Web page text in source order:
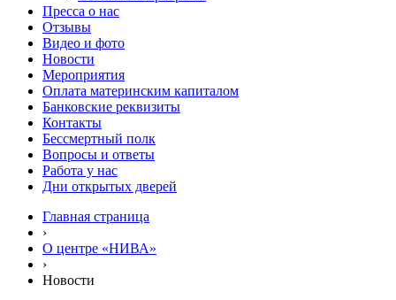
Пресса о нас
Отзывы
Видео и фото
Новости
Мероприятия
Оплата материнским капиталом
Банковские реквизиты
Контакты
Бессмертный полк
Вопросы и ответы
Работа у нас
Дни открытых дверей
Главная страница
›
О центре «НИВА»
›
Новости